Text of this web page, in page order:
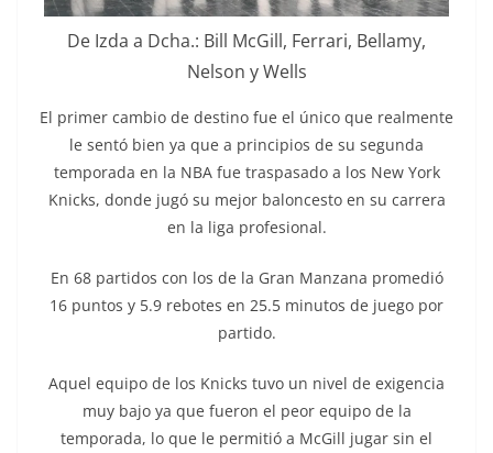
De Izda a Dcha.: Bill McGill, Ferrari, Bellamy,
Nelson y Wells
El primer cambio de destino fue el único que realmente
le sentó bien ya que a principios de su segunda
temporada en la NBA fue traspasado a los New York
Knicks, donde jugó su mejor baloncesto en su carrera
en la liga profesional.
En 68 partidos con los de la Gran Manzana promedió
16 puntos y 5.9 rebotes en 25.5 minutos de juego por
partido.
Aquel equipo de los Knicks tuvo un nivel de exigencia
muy bajo ya que fueron el peor equipo de la
temporada, lo que le permitió a McGill jugar sin el